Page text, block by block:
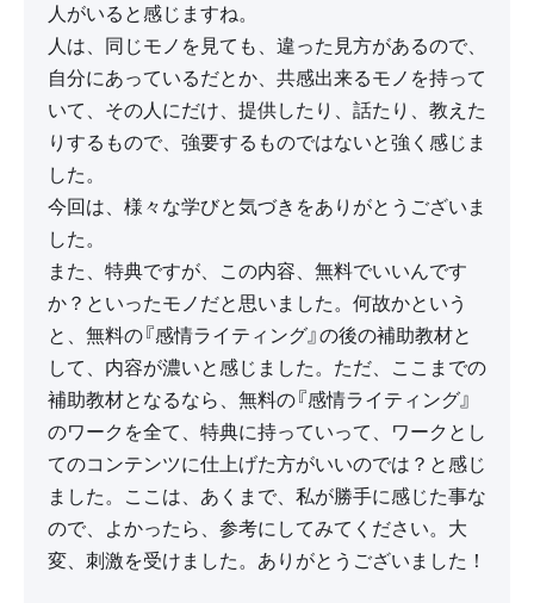
人がいると感じますね。
人は、同じモノを見ても、違った見方があるので、
自分にあっているだとか、共感出来るモノを持って
いて、その人にだけ、提供したり、話たり、教えた
りするもので、強要するものではないと強く感じま
した。
今回は、様々な学びと気づきをありがとうございま
した。
また、特典ですが、この内容、無料でいいんです
か？といったモノだと思いました。何故かという
と、無料の『感情ライティング』の後の補助教材と
して、内容が濃いと感じました。ただ、ここまでの
補助教材となるなら、無料の『感情ライティング』
のワークを全て、特典に持っていって、ワークとし
てのコンテンツに仕上げた方がいいのでは？と感じ
ました。ここは、あくまで、私が勝手に感じた事な
ので、よかったら、参考にしてみてください。大
変、刺激を受けました。ありがとうございました！